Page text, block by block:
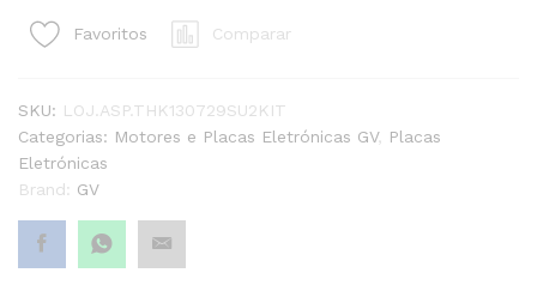
Favoritos Comparar
SKU: LOJ.ASP.THK130729SU2KIT
Categorias: Motores e Placas Eletrónicas GV, Placas
Eletrónicas
Brand: GV